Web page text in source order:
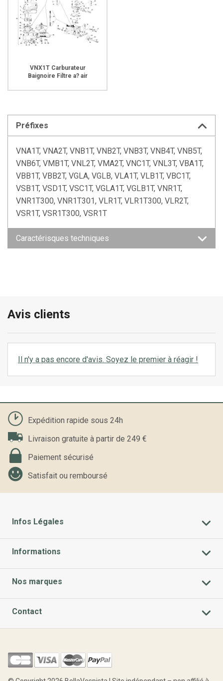
VNX1T Carburateur
Baignoire Filtre a? air
Préfixes
VNA1T, VNA2T, VNB1T, VNB2T, VNB3T, VNB4T, VNB5T,
VNB6T, VMB1T, VNL2T, VMA2T, VNC1T, VNL3T, VBA1T,
VBB1T, VBB2T, VGLA, VGLB, VLA1T, VLB1T, VBC1T,
VSB1T, VSD1T, VSC1T, VGLA1T, VGLB1T, VNR1T,
VNR1T300, VNR1T301, VLR1T, VLR1T300, VLR2T,
VSR1T, VSR1T300, VSR1T
Caractérisques techniques
Avis clients
Il n'y a pas encore d'avis. Soyez le premier à réagir !
Expédition rapide sous 24h
Livraison gratuite à partir de 249 €
Paiement sécurisé
Satisfait ou remboursé
Infos Légales
Informations
Nos marques
Contact